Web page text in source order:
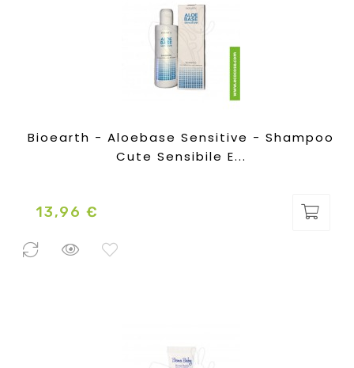
Bioearth - Aloebase Sensitive - Shampoo
Cute Sensibile E...
Prezzo
13,96 €
0 Pezzi